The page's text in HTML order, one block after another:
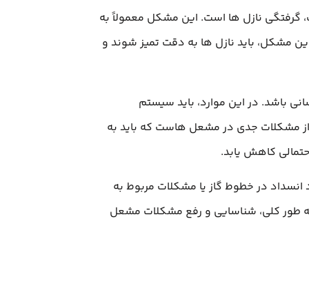
گرفتگی نازل‌ ها است. این مشکل معمولاً به
مشکل، باید نازل‌ ها به دقت تمیز شوند و
در این موارد، باید سیستم
از مشکلات جدی در مشعل‌ هاست که باید به
کاهش یابد.
در خطوط گاز یا مشکلات مربوط به
طور کلی، شناسایی و رفع مشکلات مشعل